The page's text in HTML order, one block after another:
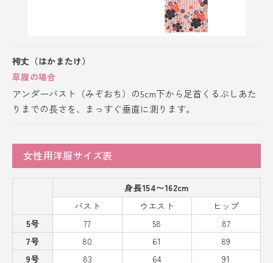
袴丈（はかまたけ）
草履の場合
アンダーバスト（みぞおち）の5cm下から足首くるぶしあた
りまでの長さを、まっすぐ垂直に測ります。
女性用洋服サイズ表
身長154〜162cm
バスト
ウエスト
ヒップ
5号
77 58
87
7号
80 61
89
9号
83 64
91